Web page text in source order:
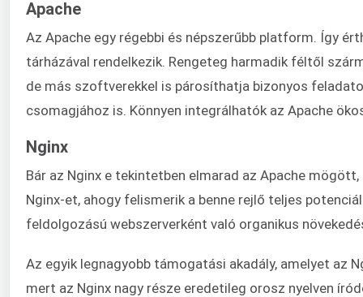
Apache
Az Apache egy régebbi és népszerűbb platform. Így
tárházával rendelkezik. Rengeteg harmadik féltől
de más szoftverekkel is párosíthatja bizonyos
csomagjához is. Könnyen integrálhatók az Apache
Nginx
Bár az Nginx e tekintetben elmarad az Apache
Nginx-et, ahogy felismerik a benne rejlő teljes
feldolgozású webszerverként való organikus
Az egyik legnagyobb támogatási akadály, amelyet az
mert az Nginx nagy része eredetileg orosz nyelven